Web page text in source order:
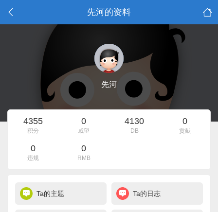
先河的资料
先河
4355
积分
0
威望
4130
DB
0
贡献
0
违规
0
RMB
Ta的主题 Ta的日志